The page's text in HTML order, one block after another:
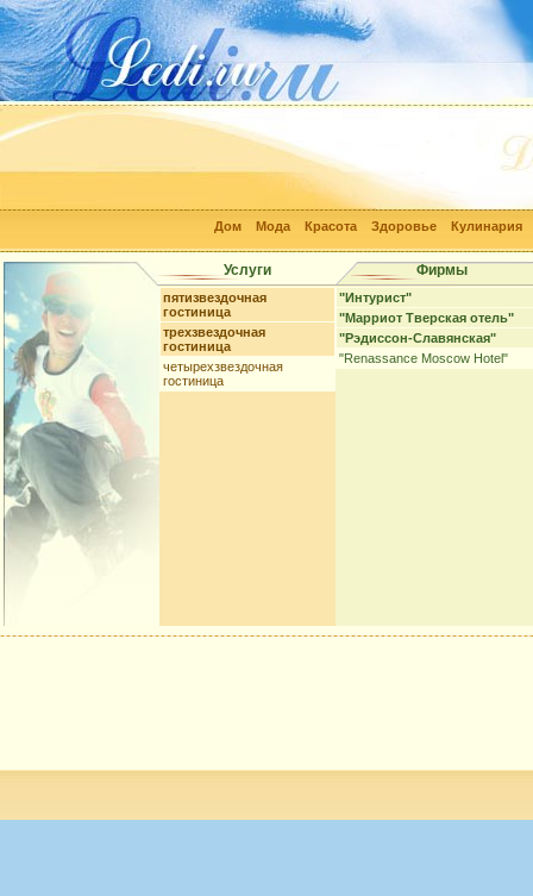
Дом Мода Красота Здоровье Кулинария
Услуги Фирмы
пятизвездочная
гостиница
трехзвездочная
гостиница
четырехзвездочная
гостиница
"Интурист"
"Марриот Тверская отель"
"Рэдиссон-Славянская"
"Renassance Moscow Hotel"